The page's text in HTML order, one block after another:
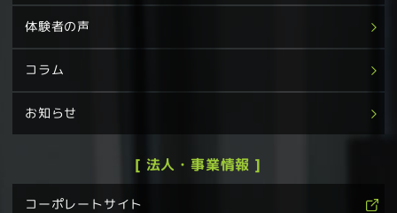
体験者の声
コラム
お知らせ
[ 法人・事業情報 ]
コーポレートサイト